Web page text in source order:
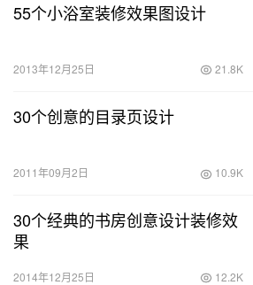
55个小浴室装修效果图设计
2013年12月25日 21.8K
30个创意的目录页设计
2011年09月2日 10.9K
30个经典的书房创意设计装修效
果
2014年12月25日 12.2K